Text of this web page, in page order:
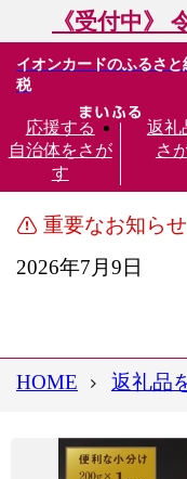
《受付中》
イオンカードのふるさと
税
応援する
自治体をさが
す
返礼
さ
重要なお知らせ
2026年7月9日
HOME 返礼品